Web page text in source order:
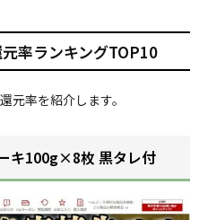
率ランキングTOP10
元率を紹介します。
キ100g×8枚 黒タレ付